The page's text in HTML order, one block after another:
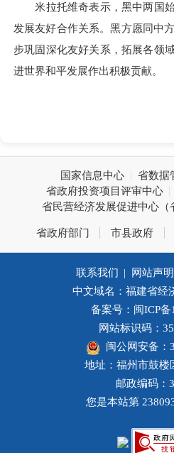
米拉托维奇表示，黑中两国始
发展友好合作关系。黑方愿同中
步巩固深化友好关系，拓展各领
进世界和平发展作出积极贡献。
国家信息中心 省数据
省政府投资项目评审中心
省民营经济发展促进中心（
省政府部门 市县政府
联系我们 | 网站声明
中文域名：福建省经
备案号：闽ICP备
网站标识码：
闽公网安备：
地址：福州市鼓楼
邮政编码：
您是本站第